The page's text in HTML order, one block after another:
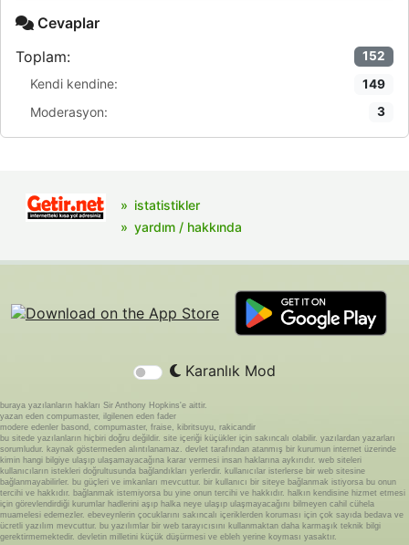
Cevaplar
Toplam:
152
Kendi kendine: 149
Moderasyon: 3
istatistikler
yardım / hakkında
Karanlık Mod
buraya yazılanların hakları Sir Anthony Hopkins'e aittir.
yazan eden compumaster, ilgilenen eden fader
modere edenler basond, compumaster, fraise, kibritsuyu, rakicandir
bu sitede yazılanların hiçbiri doğru değildir. site içeriği küçükler için sakıncalı olabilir. yazılardan yazarları
sorumludur. kaynak göstermeden alıntılanamaz. devlet tarafından atanmış bir kurumun internet üzerinde
kimin hangi bilgiye ulaşıp ulaşamayacağına karar vermesi insan haklarına aykırıdır. web siteleri
kullanıcıların istekleri doğrultusunda bağlandıkları yerlerdir. kullanıcılar isterlerse bir web sitesine
bağlanmayabilirler. bu güçleri ve imkanları mevcuttur. bir kullanıcı bir siteye bağlanmak istiyorsa bu onun
tercihi ve hakkıdır. bağlanmak istemiyorsa bu yine onun tercihi ve hakkıdır. halkın kendisine hizmet etmesi
için görevlendirdiği kurumlar hadlerini aşıp halka neye ulaşıp ulaşmayacağını bilmeyen cahil cühela
muamelesi edemezler. ebeveynlerin çocuklarını sakıncalı içeriklerden koruması için çok sayıda bedava ve
ücretli yazılım mevcuttur. bu yazılımlar bir web tarayıcısını kullanmaktan daha karmaşık teknik bilgi
gerektirmemektedir. devletin milletini küçük düşürmesi ve ebleh yerine koyması yasaktır.